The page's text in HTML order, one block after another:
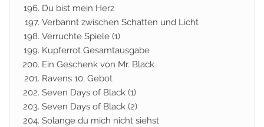
Du bist mein Herz
Verbannt zwischen Schatten und Licht
Verruchte Spiele (1)
Kupferrot Gesamtausgabe
Ein Geschenk von Mr. Black
Ravens 10. Gebot
Seven Days of Black (1)
Seven Days of Black (2)
Solange du mich nicht siehst